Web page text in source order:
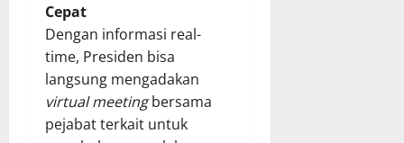
Cepat
Dengan informasi real-
time, Presiden bisa
langsung mengadakan
virtual meetingbersama
pejabat terkait untuk